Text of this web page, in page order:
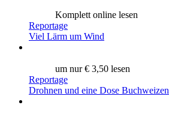
Komplett online lesen
Reportage
Viel Lärm um Wind
um nur € 3,50 lesen
Reportage
Drohnen und eine Dose Buchweizen